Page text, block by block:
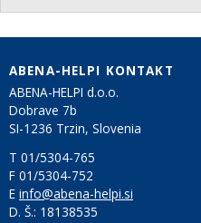
ABENA-HELPI KONTAKT
ABENA-HELPI d.o.o.
Dobrave 7b
SI-1236 Trzin, Slovenia
T 01/5304-765
F 01/5304-752
E info@abena-helpi.si
D. Š.: 18138535